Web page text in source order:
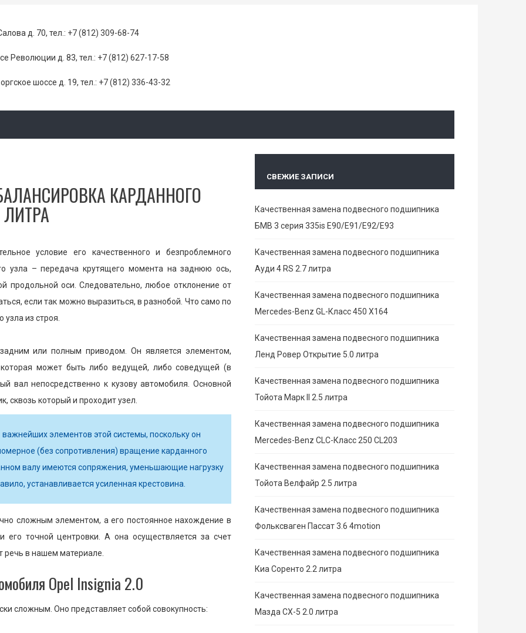
д. 70, тел.: +7 (812) 309-68-74
Революции д. 83, тел.: +7 (812) 627-17-58
шоссе д. 19, тел.: +7 (812) 336-43-32
КАРДАННОГО
условие его качественного и безпроблемного
узла – передача крутящего момента на заднюю ось,
продольной оси. Следовательно, любое отклонение от
если так можно выразиться, в разнобой. Что само по
из строя.
или полным приводом. Он является элементом,
может быть либо ведущей, либо соведущей (в
вал непосредственно к кузову автомобиля. Основной
сквозь который и проходит узел.
элементов этой системы, поскольку он
(без сопротивления) вращение карданного
валу имеются сопряжения, уменьшающие нагрузку
устанавливается усиленная крестовина.
сложным элементом, а его постоянное нахождение в
его точной центровки. А она осуществляется за счет
речь в нашем материале.
Opel Insignia 2.0
сложным. Оно представляет собой совокупность:
СВЕЖИЕ ЗАПИСИ
Качественная замена подвесного подшипника
БМВ 3 серия 335is E90/E91/E92/E93
Качественная замена подвесного подшипника
Ауди 4 RS 2.7 литра
Качественная замена подвесного подшипника
Mercedes-Benz GL-Класс 450 X164
Качественная замена подвесного подшипника
Ленд Ровер Открытие 5.0 литра
Качественная замена подвесного подшипника
Тойота Марк II 2.5 литра
Качественная замена подвесного подшипника
Mercedes-Benz CLC-Класс 250 CL203
Качественная замена подвесного подшипника
Тойота Велфайр 2.5 литра
Качественная замена подвесного подшипника
Фольксваген Пассат 3.6 4motion
Качественная замена подвесного подшипника
Киа Соренто 2.2 литра
Качественная замена подвесного подшипника
Мазда СХ-5 2.0 литра